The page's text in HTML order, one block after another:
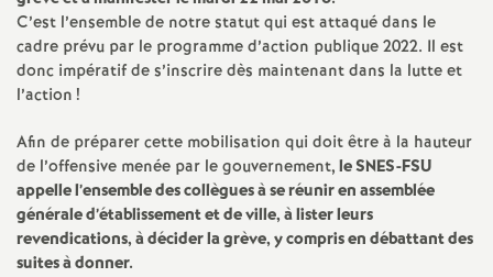
a
l
d
e
s
C’est l’ensemble de notre statut qui est attaqué dans le
cadre prévu par le programme d’action publique 2022. Il est
donc impératif de s’inscrire dès maintenant dans la lutte et
l’action !
Afin de préparer cette mobilisation qui doit être à la hauteur
de l’offensive menée par le gouvernement,leSNES-FSU
appelle l’ensemble des collègues à se réunir en assemblée
générale d’établissement et de ville, à lister leurs
revendications, à décider la grève, y compris en débattant des
suites à donner.